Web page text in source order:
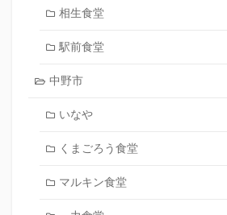
相生食堂
駅前食堂
中野市
いなや
くまごろう食堂
マルキン食堂